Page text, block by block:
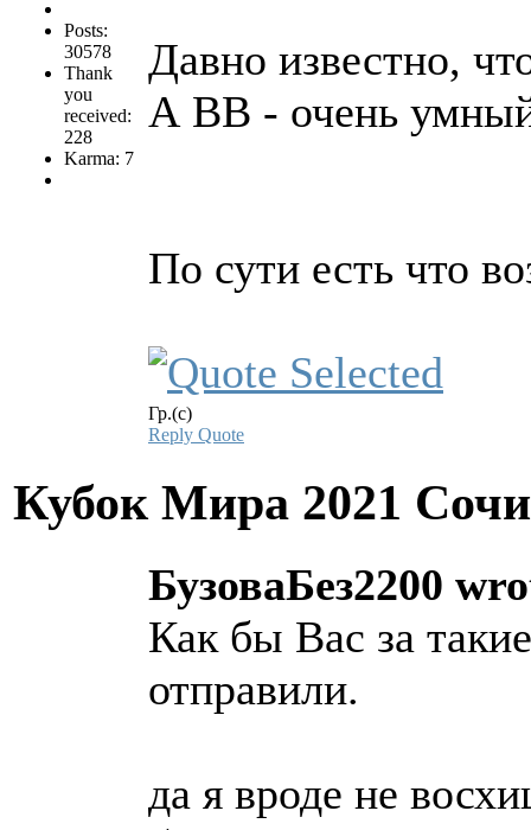
Posts:
30578
Thank
you
received:
228
Karma: 7
Давно известно,
А ВВ - очень
По сути есть что
Гр.(с)
Reply Quote
Кубок Мира 2021
БузоваБез2200
Как бы Вас за
отправили.
да я вроде не